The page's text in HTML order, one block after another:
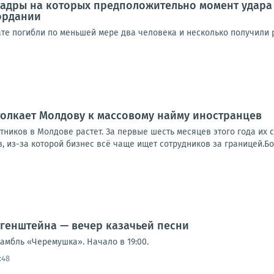
на которых предположительно момент
погибли по меньшей мере два человека и несколько получили
Молдову к массовому найму иностранцев
в Молдове растет. За первые шесть месяцев этого года
из-за которой бизнес всё чаще ищет сотрудников за
— вечер казачьей песни
«Черемушка». Начало в 19:00.